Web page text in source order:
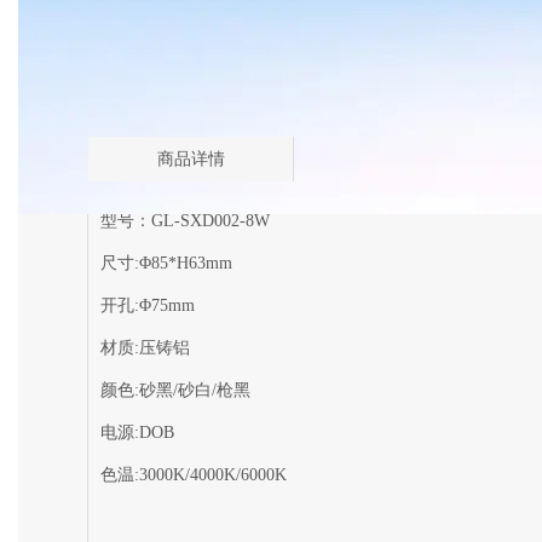
商品详情
型号：GL-SXD002-8W
尺寸:Φ85*H63mm
开孔:Φ75mm
材质:压铸铝
颜色:砂黑/砂白/枪黑
电源:DOB
色温:3000K/4000K/6000K